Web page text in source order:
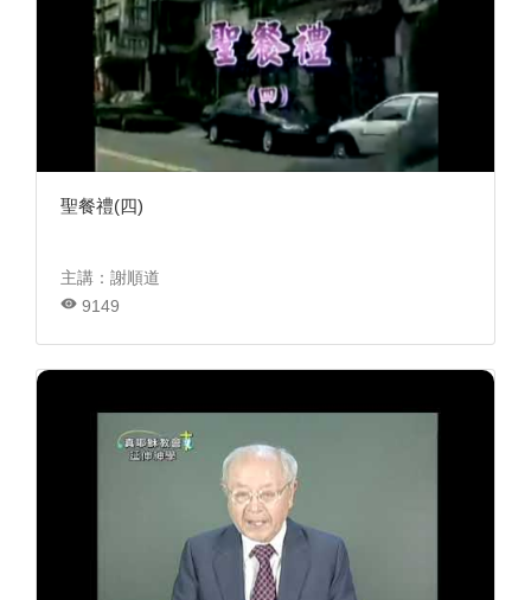
聖餐禮(四)
主講：謝順道
9149